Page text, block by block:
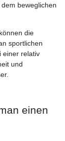
beweglichen
die
sportlichen
einer relativ
und
einen